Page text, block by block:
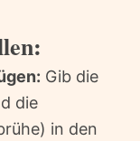
Gib die
die
in den